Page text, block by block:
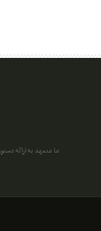
ما متعهد به ارائه